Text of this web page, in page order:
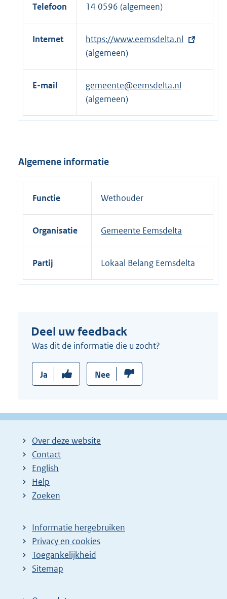
Telefoon 14 0596 (algemeen)
Internet
E
x
t
r
e
n
k
https://www.eemsdelta.nl
(algemeen)
E-mail
gemeente@eemsdelta.nl
(algemeen)
Algemene informatie
Functie Wethouder
Organisatie Gemeente Eemsdelta
Partij Lokaal Belang Eemsdelta
Deel uw feedback
Was dit de informatie die u zocht?
Ja Nee
Over deze website
Contact
English
Help
Zoeken
Informatie hergebruiken
Privacy en cookies
Toegankelijkheid
Sitemap